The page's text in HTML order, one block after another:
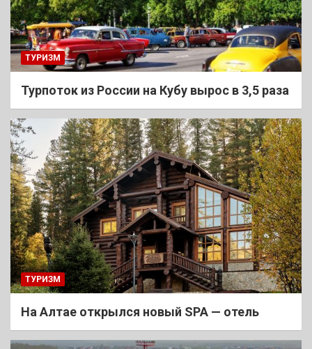
ТУРИЗМ
Турпоток из России на Кубу вырос в 3,5 раза
ТУРИЗМ
На Алтае открылся новый SPA — отель